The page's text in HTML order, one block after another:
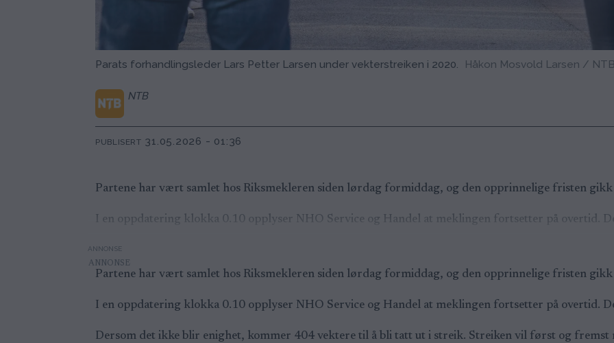
Parats forhandlingsleder Lars Petter Larsen under vekterstreiken i 2020. Håkon Mosvold Larsen / NTB
NTB
PUBLISERT 31.05.2026 - 01:36
Partene har vært samlet hos Riksmekleren siden lørdag formiddag, og den opprinnelige fristen
I en oppdatering klokka 0.10 opplyser NHO Service og Handel at meklingen fortsetter på overtid.
ANNONSE
Partene har vært samlet hos Riksmekleren siden lørdag formiddag, og den opprinnelige fristen
I en oppdatering klokka 0.10 opplyser NHO Service og Handel at meklingen fortsetter på overtid.
Dersom det ikke blir enighet, kommer 404 vektere til å bli tatt ut i streik. Streiken vil først og fremst